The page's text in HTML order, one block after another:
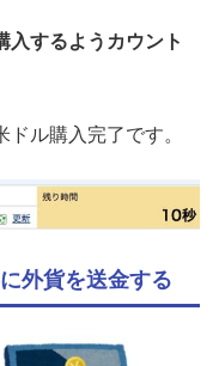
入するようカウント
ル購入完了です。
外貨を送金する